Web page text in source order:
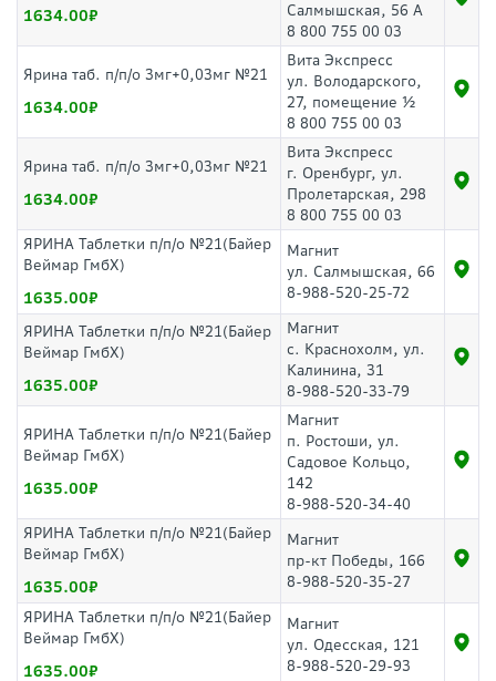
1634.00
Салмышская, 56 А
8 800 755 00 03
Ярина таб. п/п/о 3мг+0,03мг №21
1634.00
Вита Экспресс
ул. Володарского,
27, помещение ½
8 800 755 00 03
Ярина таб. п/п/о 3мг+0,03мг №21
1634.00
Вита Экспресс
г. Оренбург, ул.
Пролетарская, 298
8 800 755 00 03
ЯРИНА Таблетки п/п/о №21(Байер
Веймар ГмбХ)
1635.00
Магнит
ул. Салмышская, 66
8-988-520-25-72
ЯРИНА Таблетки п/п/о №21(Байер
Веймар ГмбХ)
1635.00
Магнит
с. Краснохолм, ул.
Калинина, 31
8-988-520-33-79
ЯРИНА Таблетки п/п/о №21(Байер
Веймар ГмбХ)
1635.00
Магнит
п. Ростоши, ул.
Садовое Кольцо,
142
8-988-520-34-40
ЯРИНА Таблетки п/п/о №21(Байер
Веймар ГмбХ)
1635.00
Магнит
пр-кт Победы, 166
8-988-520-35-27
ЯРИНА Таблетки п/п/о №21(Байер
Веймар ГмбХ)
1635.00
Магнит
ул. Одесская, 121
8-988-520-29-93